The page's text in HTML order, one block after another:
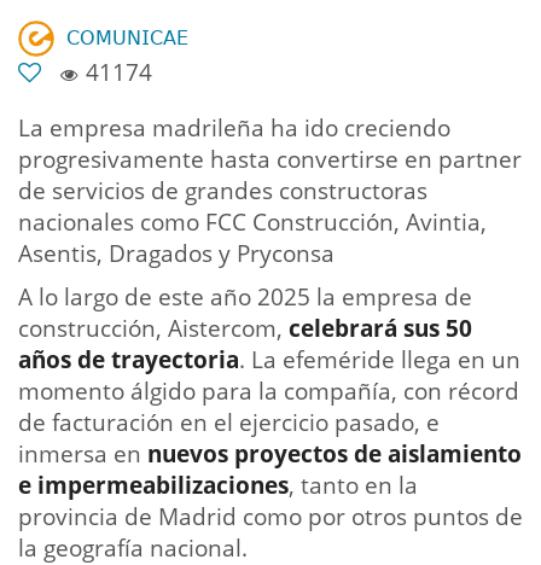
𝖢𝖮𝖬𝖴𝖭𝖨𝖢𝖠𝖤
41174
La empresa madrileña ha ido creciendo
progresivamente hasta convertirse en partner
de servicios de grandes constructoras
nacionales como FCC Construcción, Avintia,
Asentis, Dragados y Pryconsa
A lo largo de este año 2025 la empresa de
construcción, Aistercom, celebrará sus 50
años de trayectoria. La efeméride llega en un
momento álgido para la compañía, con récord
de facturación en el ejercicio pasado, e
inmersa en nuevos proyectos de aislamiento
e impermeabilizaciones, tanto en la
provincia de Madrid como por otros puntos de
la geografía nacional.